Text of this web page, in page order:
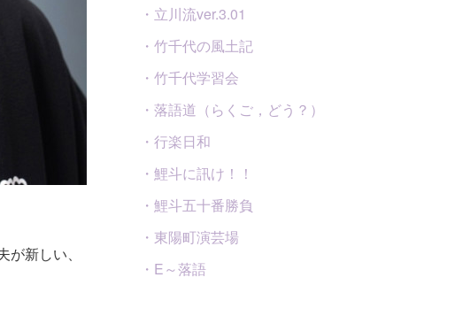
・立川流ver.3.01
・竹千代の風土記
・竹千代学習会
・落語道（らくご，どう？）
・行楽日和
・鯉斗に訊け！！
・鯉斗五十番勝負
・東陽町演芸場
・E～落語